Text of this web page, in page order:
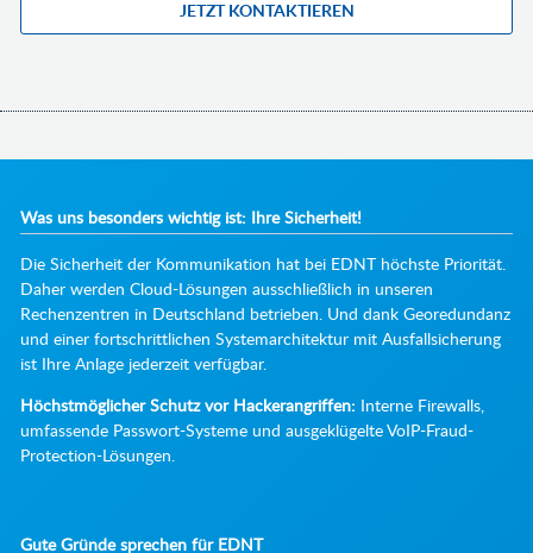
JETZT KONTAKTIEREN
Was uns besonders wichtig ist: Ihre Sicherheit!
Die Sicherheit der Kommunikation hat bei EDNT höchste Priorität.
Daher werden Cloud-Lösungen ausschließlich in unseren
Rechenzentren in Deutschland betrieben. Und dank Georedundanz
und einer fortschrittlichen Systemarchitektur mit Ausfallsicherung
ist Ihre Anlage jederzeit verfügbar.
Höchstmöglicher Schutz vor Hackerangriffen: Interne Firewalls,
umfassende Passwort-Systeme und ausgeklügelte VoIP-Fraud-
Protection-Lösungen.
Gute Gründe sprechen für EDNT